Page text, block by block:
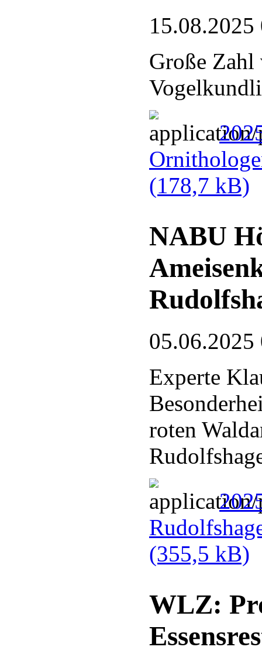
15.08.2025
Große Zahl
(178,7 kB)
NABU
05.06.2025
Experte
roten
(355,5 kB)
WLZ: